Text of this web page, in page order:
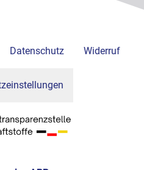
Datenschutz Widerruf